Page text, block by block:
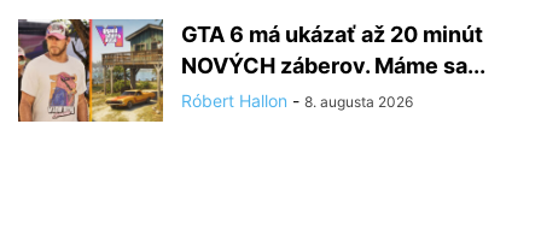
GTA 6 má ukázať až 20 minút
NOVÝCH záberov. Máme sa...
Róbert Hallon - 8. augusta 2026